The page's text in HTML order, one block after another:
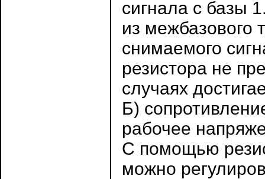
сигнала с базы
из межбазового
снимаемого
резистора не
случаях
Б)
рабочее
С помощью
можно